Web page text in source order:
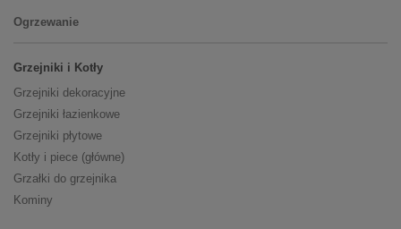
Ogrzewanie
Grzejniki i Kotły
Grzejniki dekoracyjne
Grzejniki łazienkowe
Grzejniki płytowe
Kotły i piece (główne)
Grzałki do grzejnika
Kominy